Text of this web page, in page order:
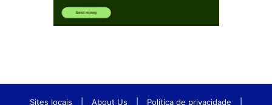
Sites locais About Us Política de privacidade